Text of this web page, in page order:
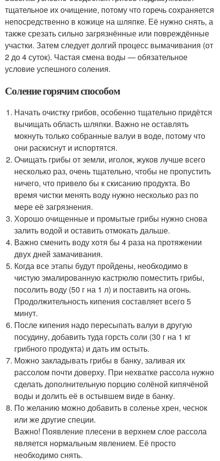
тщательное их очищение, потому что горечь сохраняется
непосредственно в кожице на шляпке. Её нужно снять, а
также срезать сильно загрязнённые или повреждённые
участки. Затем следует долгий процесс вымачивания (от
2 до 4 суток). Частая смена воды — обязательное
условие успешного соления.
Соление горячим способом
Начать очистку грибов, особенно тщательно придётся
вычищать область шляпки. Важно не оставлять
мокнуть только собранные валуи в воде, потому что
они раскиснут и испортятся.
Очищать грибы от земли, иголок, жуков лучше всего
несколько раз, очень тщательно, чтобы не пропустить
ничего, что привело бы к скисанию продукта. Во
время чистки менять воду нужно несколько раз по
мере её загрязнения.
Хорошо очищенные и промытые грибы нужно снова
залить водой и оставить отмокать дальше.
Важно сменить воду хотя бы 4 раза на протяжении
двух дней замачивания.
Когда все этапы будут пройдены, необходимо в
чистую эмалированную кастрюлю поместить грибы,
посолить воду (50 г на 1 л) и поставить на огонь.
Продолжительность кипения составляет всего 5
минут.
После кипения надо пересыпать валуи в другую
посудину, добавить туда горсть соли (30 г на 1 кг
грибного продукта) и дать им остыть.
Можно закладывать грибы в банку, заливая их
рассолом почти доверху. При нехватке рассола нужно
сделать дополнительную порцию солёной кипячёной
воды и долить её в остывшем виде в банку.
По желанию можно добавить в соленье хрен, чеснок
или же другие специи.
Важно! Появление плесени в верхнем слое рассола
является нормальным явлением. Её просто
необходимо снять.